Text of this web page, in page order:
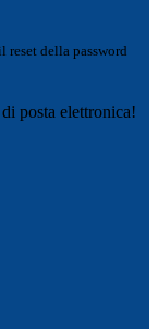
reset della password
posta elettronica!